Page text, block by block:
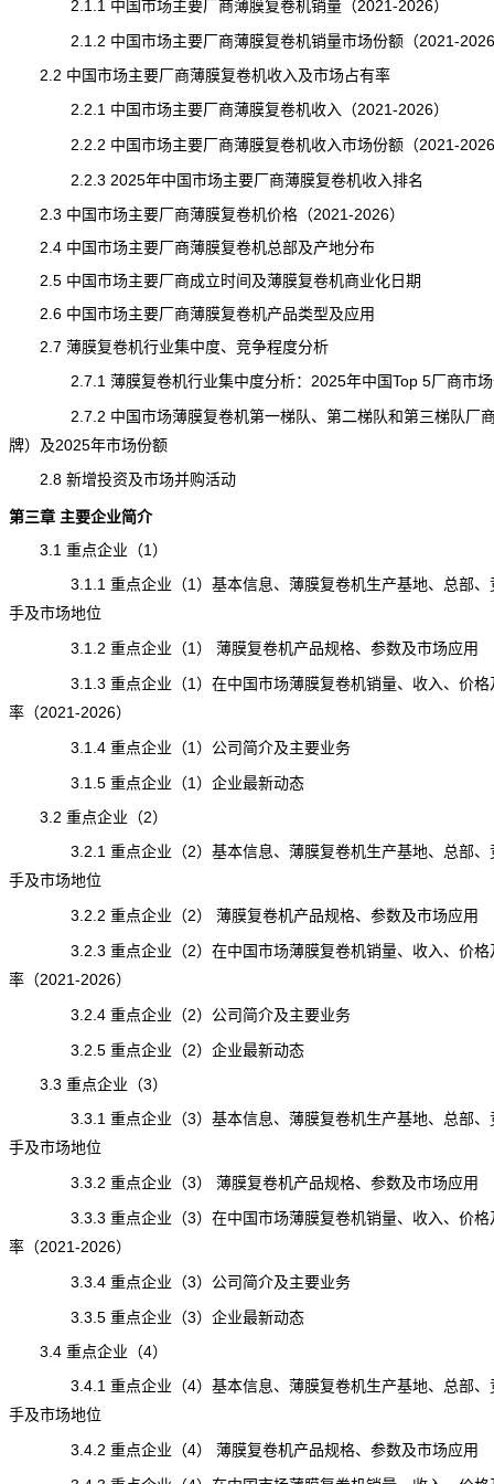
2.1.1 中国市场主要厂商薄膜复卷机销量（2021-2026）
2.1.2 中国市场主要厂商薄膜复卷机销量市场份额（2021-
2.2 中国市场主要厂商薄膜复卷机收入及市场占有率
2.2.1 中国市场主要厂商薄膜复卷机收入（2021-2026）
2.2.2 中国市场主要厂商薄膜复卷机收入市场份额（2021-
2.2.3 2025年中国市场主要厂商薄膜复卷机收入排名
2.3 中国市场主要厂商薄膜复卷机价格（2021-2026）
2.4 中国市场主要厂商薄膜复卷机总部及产地分布
2.5 中国市场主要厂商成立时间及薄膜复卷机商业化日期
2.6 中国市场主要厂商薄膜复卷机产品类型及应用
2.7 薄膜复卷机行业集中度、竞争程度分析
2.7.1 薄膜复卷机行业集中度分析：2025年中国Top 5厂商市场
2.7.2 中国市场薄膜复卷机第一梯队、第二梯队和第三梯队厂
牌）及2025年市场份额
2.8 新增投资及市场并购活动
第三章 主要企业简介
3.1 重点企业（1）
3.1.1 重点企业（1）基本信息、薄膜复卷机生产基地、总部、
手及市场地位
3.1.2 重点企业（1） 薄膜复卷机产品规格、参数及市场应用
3.1.3 重点企业（1）在中国市场薄膜复卷机销量、收入、价格
率（2021-2026）
3.1.4 重点企业（1）公司简介及主要业务
3.1.5 重点企业（1）企业最新动态
3.2 重点企业（2）
3.2.1 重点企业（2）基本信息、薄膜复卷机生产基地、总部、
手及市场地位
3.2.2 重点企业（2） 薄膜复卷机产品规格、参数及市场应用
3.2.3 重点企业（2）在中国市场薄膜复卷机销量、收入、价格
率（2021-2026）
3.2.4 重点企业（2）公司简介及主要业务
3.2.5 重点企业（2）企业最新动态
3.3 重点企业（3）
3.3.1 重点企业（3）基本信息、薄膜复卷机生产基地、总部、
手及市场地位
3.3.2 重点企业（3） 薄膜复卷机产品规格、参数及市场应用
3.3.3 重点企业（3）在中国市场薄膜复卷机销量、收入、价格
率（2021-2026）
3.3.4 重点企业（3）公司简介及主要业务
3.3.5 重点企业（3）企业最新动态
3.4 重点企业（4）
3.4.1 重点企业（4）基本信息、薄膜复卷机生产基地、总部、
手及市场地位
3.4.2 重点企业（4） 薄膜复卷机产品规格、参数及市场应用